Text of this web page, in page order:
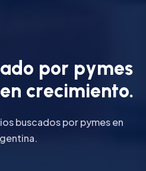
ado por pymes
en crecimiento.
buscados por pymes en